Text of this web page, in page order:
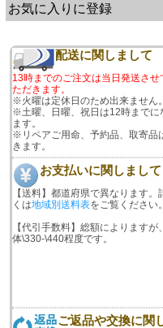
お気に入りに登録
配送に関しまして
13時までのご注文は当日発送させ
ただきます。
※火曜は定休日のため出来ません。
※土曜、日曜、祝日は12時までに
ます。
※リペアご用命、予約品、取寄品
きます。
お支払いに関しまして
【送料】都道府県で異なります。
くは地域別送料表をご覧ください。
【代引手数料】総額によりますが
体\330-\440程度です。
ご返品や交換に関